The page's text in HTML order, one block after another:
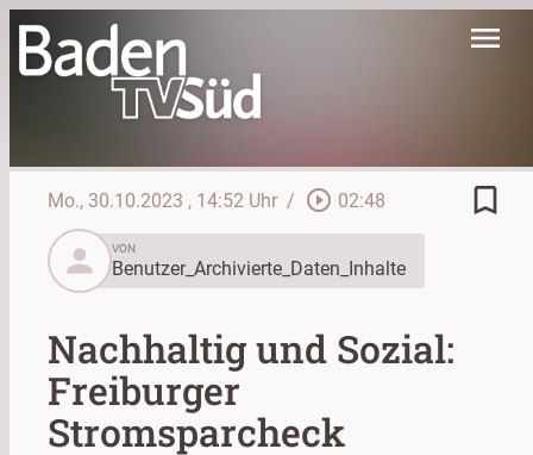
menu
Mo., 30.10.2023 , 14:52 Uhr / play_circle_outline 02:48
bookmark_border
person
VON
Benutzer_Archivierte_Daten_Inhalte
Nachhaltig und Sozial:
Freiburger
Stromsparcheck